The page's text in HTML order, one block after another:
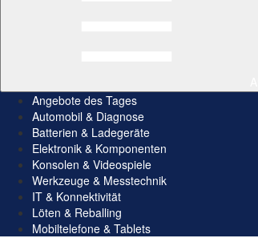
Angebote des Tages
Automobil & Diagnose
Batterien & Ladegeräte
Elektronik & Komponenten
Konsolen & Videospiele
Werkzeuge & Messtechnik
IT & Konnektivität
Löten & Reballing
Mobiltelefone & Tablets